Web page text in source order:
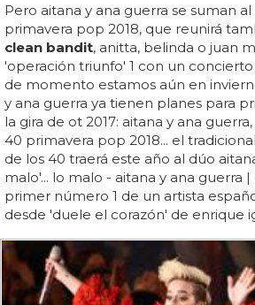
Pero aitana y ana guerra se suman
primavera pop 2018, que reunirá
clean bandit, anitta, belinda o juan
'operación triunfo' 1 con un
de momento estamos aún en
y ana guerra ya tienen planes para
la gira de ot 2017: aitana y ana
40 primavera pop 2018... el
de los 40 traerá este año al dúo
malo'... lo malo - aitana y ana guerra |
primer número 1 de un artista
desde 'duele el corazón' de enrique